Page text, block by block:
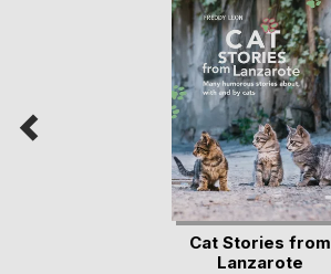
Cat Stories from
Lanzarote